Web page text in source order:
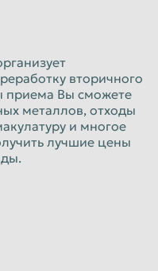
вторичного
приема Вы сможете
металлов, отходы
и многое
лучшие цены